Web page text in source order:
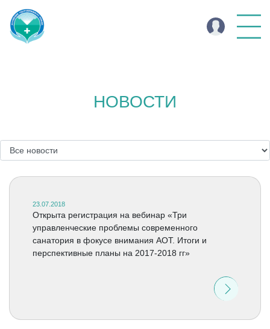
НОВОСТИ
23.07.2018
Открыта регистрация на вебинар «Три
управленческие проблемы современного
санатория в фокусе внимания АОТ. Итоги и
перспективные планы на 2017-2018 гг»